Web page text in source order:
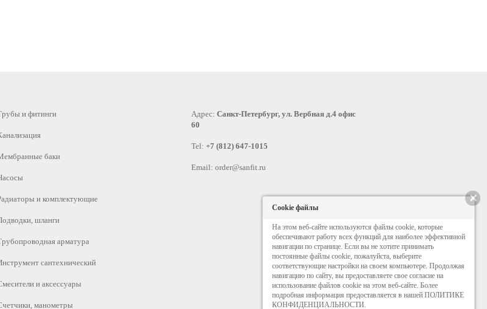
и фитинги
баки
и комплектующие
шланги
арматура
сантехнический
и аксессуары
манометры
Адрес: Санкт-Петербург, ул. Вербная д.4 офис
60
Tel: +7 (812) 647-1015
Email: order@sanfit.ru
×
Cookie файлы
На этом веб-сайте используются файлы cookie, которые
обеспечивают работу всех функций для наиболее эффективной
навигации по странице. Если вы не хотите принимать
постоянные файлы cookie, пожалуйста, выберите
соответствующие настройки на своем компьютере. Продолжая
навигацию по сайту, вы предоставляете свое согласие на
использование файлов cookie на этом веб-сайте. Более
подробная информация предоставляется в нашей ПОЛИТИКЕ
КОНФИДЕНЦИАЛЬНОСТИ.